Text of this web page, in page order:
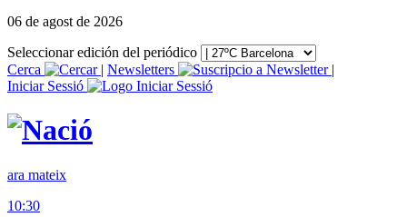
06 de agost de 2026
Seleccionar edición del periódico
Cerca
| Newsletters
|
Iniciar Sessió
ara mateix
10:30